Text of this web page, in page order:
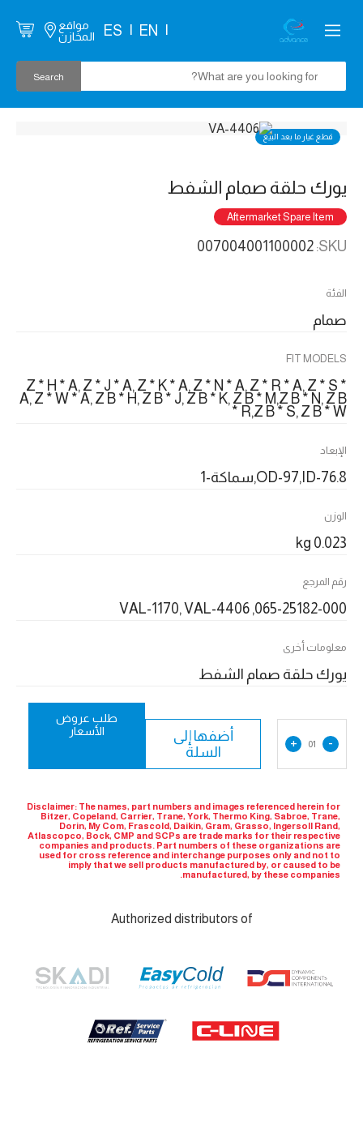
EN
ES
مواقع
المخازن
قطع غيار ما بعد البيع
يورك حلقة صمام الشفط
Aftermarket Spare Item
SKU:
الفئة
صمام
FIT MODELS
Z * H * A, Z * J * A, Z * K * A, Z * N * A, Z * R * A, Z * S *
A, Z * W * A, Z B * H, Z B * J, Z B * K, Z B * M,Z B * N, Z B
* R,Z B * S, Z B * W
الإبعاد
OD-97,ID-76.8,سماكة-1
الوزن
0.023 kg
رقم المرجع
065-25182-000, VAL-1170, VAL-4406
معلومات أخرى
يورك حلقة صمام الشفط
-
01
+
أضفها إلى
السلة
طلب عروض
الأسعار
Disclaimer: The names, part numbers and images referenced herein for
Bitzer, Copeland, Carrier, Trane, York, Thermo King, Sabroe, Trane,
Dorin, My Com, Frascold, Daikin, Gram, Grasso, Ingersoll Rand,
Atlascopco, Bock, CMP and SCPs are trade marks for their respective
companies and products. Part numbers of these organizations are
used for cross reference and interchange purposes only and not to
imply that we sell products manufactured by, or caused to be
manufactured, by these companies.
Authorized distributors of